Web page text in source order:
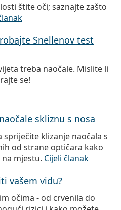
štite oči; saznajte zašto
Snellenov test
treba naočale. Mislite li
se!
skliznu s nosa
klizanje naočala s
od strane optičara kako
mjestu. Cijeli članak
vašem vidu?
očima - od crvenila do